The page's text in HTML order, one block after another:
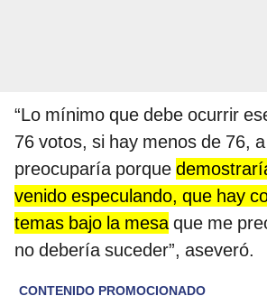
“Lo mínimo que debe ocurrir
76 votos, si hay menos de 76,
preocuparía porque
venido especulando, que hay
temas bajo la mesaque me
no debería suceder”, aseveró.